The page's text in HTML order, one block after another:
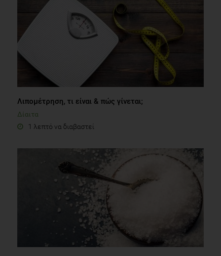
Λιπομέτρηση, τι είναι & πώς γίνεται;
Δίαιτα
1 λεπτό να διαβαστεί